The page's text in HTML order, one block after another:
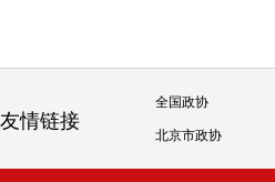
友情链接
全国政协
北京市政协